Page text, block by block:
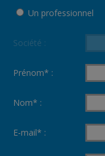
Un professionnel
Société :
Prénom* :
Nom* :
E-mail* :